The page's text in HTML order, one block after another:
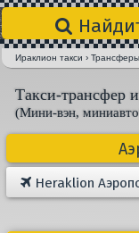
Ираклион такси ›Трансферы
Такси-трансфер
(Мини-вэн,
Heraklion